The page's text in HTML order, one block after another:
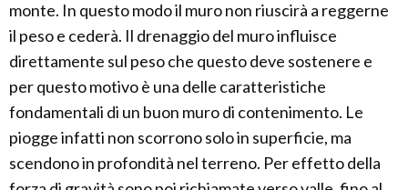
monte. In questo modo il muro non riuscirà a reggerne
il peso e cederà. Il drenaggio del muro influisce
direttamente sul peso che questo deve sostenere e
per questo motivo è una delle caratteristiche
fondamentali di un buon muro di contenimento. Le
piogge infatti non scorrono solo in superficie, ma
scendono in profondità nel terreno. Per effetto della